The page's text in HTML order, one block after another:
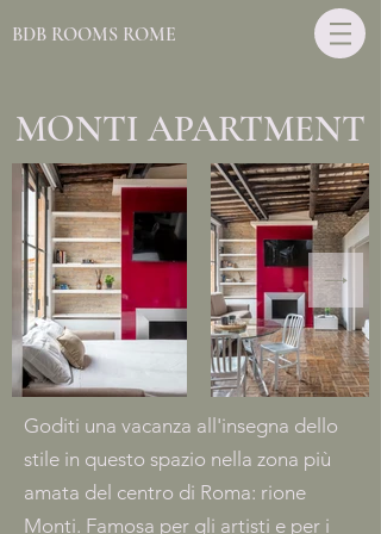
BDB ROOMS ROME
MONTI APARTMENT
Goditi una vacanza all'insegna dello
stile in questo spazio nella zona più
amata del centro di Roma: rione
Monti. Famosa per gli artisti e per i